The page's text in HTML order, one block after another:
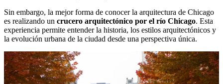
Sin embargo, la mejor forma de conocer la arquitectura de Chicago
es realizando un crucero arquitectónico por el río Chicago. Esta
experiencia permite entender la historia, los estilos arquitectónicos y
la evolución urbana de la ciudad desde una perspectiva única.